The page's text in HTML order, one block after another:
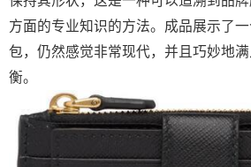
方面的专业知识的方法。成品展示了
包，仍然感觉非常现代，并且巧妙地
衡。